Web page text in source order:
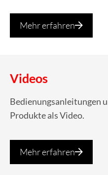
Mehr erfahren
Videos
Bedienungsanleitungen
Produkte als Video.
Mehr erfahren